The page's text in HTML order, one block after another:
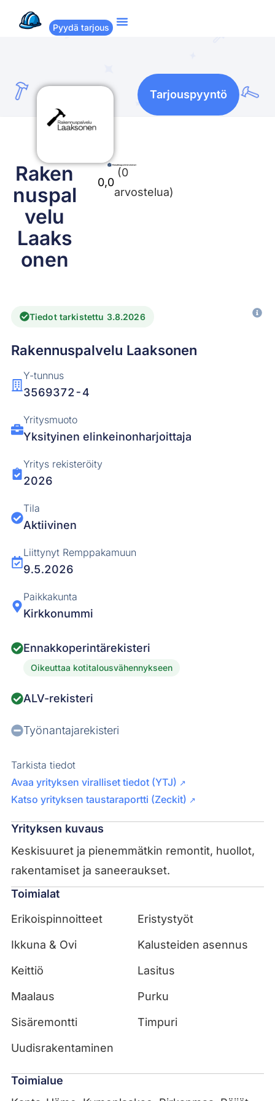
Pyydä tarjous
Raken
nuspal
velu
Laaks
onen
0,0
(0
arvostelua)
Tarjouspyyntö
Tiedot tarkistettu 3.8.2026
Rakennuspalvelu Laaksonen
Y-tunnus
3569372-4
Yritysmuoto
Yksityinen elinkeinonharjoittaja
Yritys rekisteröity
2026
Tila
Aktiivinen
Liittynyt Remppakamuun
9.5.2026
Paikkakunta
Kirkkonummi
Ennakkoperintärekisteri
Oikeuttaa kotitalousvähennykseen
ALV-rekisteri
Työnantajarekisteri
Tarkista tiedot
Avaa yrityksen viralliset tiedot (YTJ) ↗
Katso yrityksen taustaraportti (Zeckit) ↗
Yrityksen kuvaus
Keskisuuret ja pienemmätkin remontit, huollot,
rakentamiset ja saneeraukset.
Toimialat
Erikoispinnoitteet
Eristystyöt
Ikkuna & Ovi
Kalusteiden asennus
Keittiö
Lasitus
Maalaus
Purku
Sisäremontti
Timpuri
Uudisrakentaminen
Toimialue